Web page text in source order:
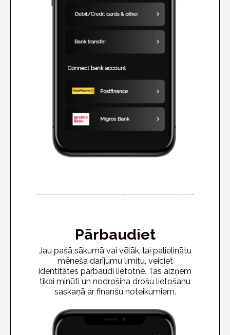
Pārbaudiet
Jau pašā sākumā vai vēlāk, lai palielinātu
mēneša darījumu limitu, veiciet
identitātes pārbaudi lietotnē. Tas aizņem
tikai minūti un nodrošina drošu lietošanu
saskaņā ar finanšu noteikumiem.